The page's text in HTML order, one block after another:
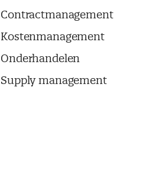
Contractmanagement
Kostenmanagement
Onderhandelen
Supply management